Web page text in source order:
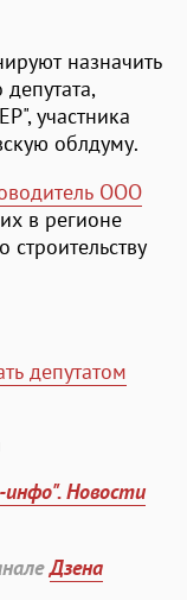
назначить
депутата,
участника
облдуму.
ООО
в регионе
строительству
депутатом
инфо". Новости
Дзена